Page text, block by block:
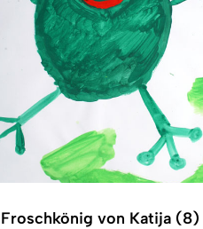
Froschkönig von Katija (8)